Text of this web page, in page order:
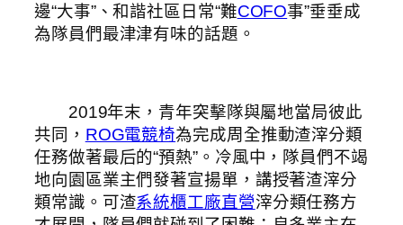
邊“大事”、和諧社區日常“難COFO事”垂垂成
為隊員們最津津有味的話題。
2019年末，青年突擊隊與屬地當局彼此
共同， ROG電競椅為完成周全推動渣滓分類
任務做著最后的“預熱”。冷風中，隊員們不竭
地向園區業主們發著宣揚單，講授著渣滓分
類常識。可渣系統櫃工廠直營滓分類任務方